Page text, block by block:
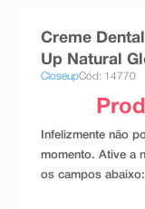
Creme
Up Natural
CloseupCód: 14770
absorvente
10ºshampoo